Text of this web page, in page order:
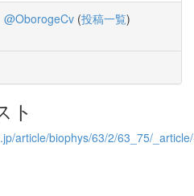
@OborogeCv (投稿一覧)
ト
article/biophys/63/2/63_75/